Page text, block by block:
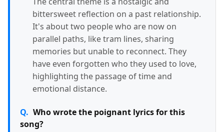
bittersweet reflection on a past relationship.
It's about two people who are now on
parallel paths, like tram lines, sharing
memories but unable to reconnect. They
have even forgotten who they used to love,
highlighting the passage of time and
emotional distance.
Who wrote the poignant lyrics for this
song?